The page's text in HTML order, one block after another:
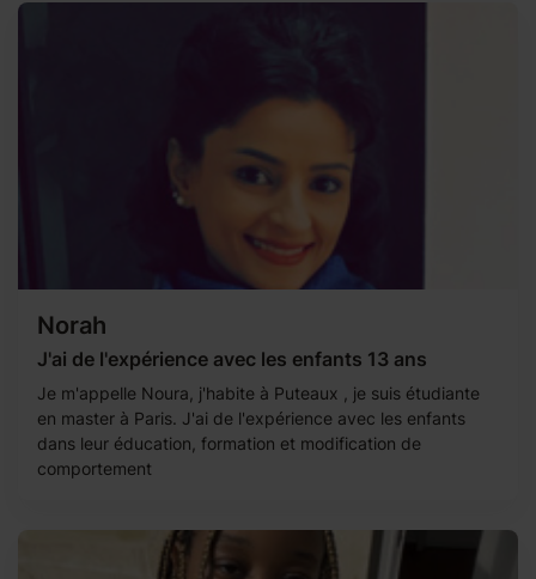
Norah
J'ai de l'expérience avec les enfants 13 ans
Je m'appelle Noura, j'habite à Puteaux , je suis étudiante
en master à Paris. J'ai de l'expérience avec les enfants
dans leur éducation, formation et modification de
comportement